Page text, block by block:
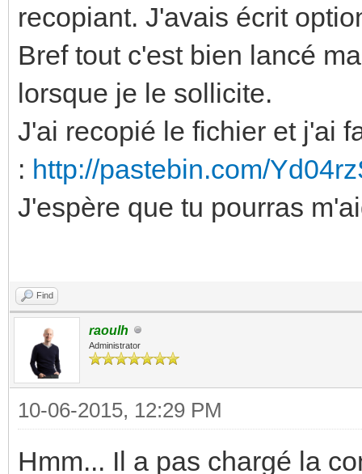
recopiant. J'avais écrit
Bref tout c'est bien lancé
lorsque je le sollicite.
J'ai recopié le fichier et j'ai
: http://pastebin.com/
J'espère que tu pourras
Find
raoulh
Administrator
10-06-2015, 12:29 PM
Hmm... Il a pas chargé la